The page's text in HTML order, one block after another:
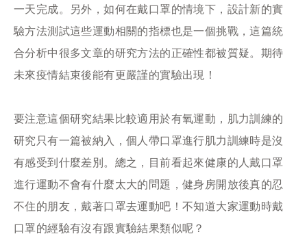
一天完成。另外，如何在戴口罩的情境下，設計新的實
驗方法測試這些運動相關的指標也是一個挑戰，這篇統
合分析中很多文章的研究方法的正確性都被質疑。期待
未來疫情結束後能有更嚴謹的實驗出現！​
要注意這個研究結果比較適用於有氧運動，肌力訓練的
研究只有一篇被納入，個人帶口罩進行肌力訓練時是沒
有感受到什麼差別。總之，目前看起來健康的人戴口罩
進行運動不會有什麼太大的問題，健身房開放後真的忍
不住的朋友，戴著口罩去運動吧！不知道大家運動時戴
口罩的經驗有沒有跟實驗結果類似呢？​